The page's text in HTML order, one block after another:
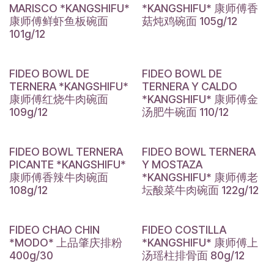
MARISCO *KANGSHIFU*
康师傅鲜虾鱼板碗面
101g/12
*KANGSHIFU* 康师傅香
菇炖鸡碗面 105g/12
FIDEO BOWL DE
TERNERA *KANGSHIFU*
康师傅红烧牛肉碗面
109g/12
FIDEO BOWL DE
TERNERA Y CALDO
*KANGSHIFU* 康师傅金
汤肥牛碗面 110/12
FIDEO BOWL TERNERA
PICANTE *KANGSHIFU*
康师傅香辣牛肉碗面
108g/12
FIDEO BOWL TERNERA
Y MOSTAZA
*KANGSHIFU* 康师傅老
坛酸菜牛肉碗面 122g/12
FIDEO CHAO CHIN
*MODO* 上品肇庆排粉
400g/30
FIDEO COSTILLA
*KANGSHIFU* 康师傅上
汤瑶柱排骨面 80g/12